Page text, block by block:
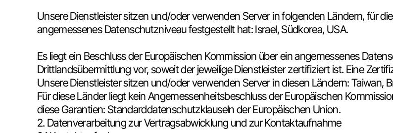
Unsere Dienstleister sitzen und/oder verwenden Server in folgenden Ländern, für
angemessenes Datenschutzniveau festgestellt hat: Israel, Südkorea, USA.
Es liegt ein Beschluss der Europäischen Kommission über ein angemessenes
Drittlandsübermittlung vor, soweit der jeweilige Dienstleister zertifiziert ist. Eine
Unsere Dienstleister sitzen und/oder verwenden Server in diesen Ländern: Taiwan,
Für diese Länder liegt kein Angemessenheitsbeschluss der Europäischen
diese Garantien: Standarddatenschutzklauseln der Europäischen Union.
2. Datenverarbeitung zur Vertragsabwicklung und zur Kontaktaufnahme